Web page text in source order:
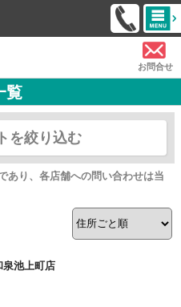
お問合せ
覧
を絞り込む
あり、各店舗への問い合わせは当
泉池上町店